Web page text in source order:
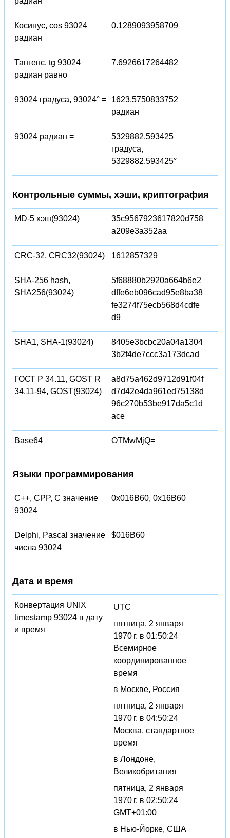
Косинус, cos 93024
радиан
0.1289093958709
Тангенс, tg 93024
радиан равно
7.6926617264482
93024 градуса, 93024° =
1623.5750833752
радиан
93024 радиан =
5329882.593425
градуса,
5329882.593425°
Контрольные суммы, хэши, криптография
MD-5 хэш(93024)
35c9567923617820d758
a209e3a352aa
CRC-32, CRC32(93024) 1612857329
SHA-256 hash,
SHA256(93024)
5f68880b2920a664b6e2
dffe6eb096cad95e8ba38
fe3274f75ecb568d4cdfe
d9
SHA1, SHA-1(93024)
8405e3bcbc20a04a1304
3b2f4de7ccc3a173dcad
ГОСТ Р 34.11, GOST R
34.11-94, GOST(93024)
a8d75a462d9712d91f04f
d7d42e4da961ed75138d
96c270b53be917da5c1d
ace
Base64 OTMwMjQ=
Языки программирования
C++, CPP, C значение
93024
0x016B60, 0x16B60
Delphi, Pascal значение
числа 93024
$016B60
Дата и время
Конвертация UNIX
timestamp 93024 в дату
и время
UTC
пятница, 2 января
1970 г. в 01:50:24
Всемирное
координированное
время
в Москве, Россия
пятница, 2 января
1970 г. в 04:50:24
Москва, стандартное
время
в Лондоне,
Великобритания
пятница, 2 января
1970 г. в 02:50:24
GMT+01:00
в Нью-Йорке, США